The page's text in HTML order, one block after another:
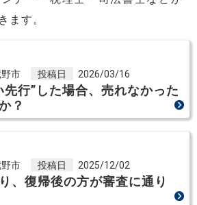
ます。
市 投稿日 2026/03/16
行”した場合、売れなかった
？
市 投稿日 2025/12/02
、復帰後の方が審査に通り